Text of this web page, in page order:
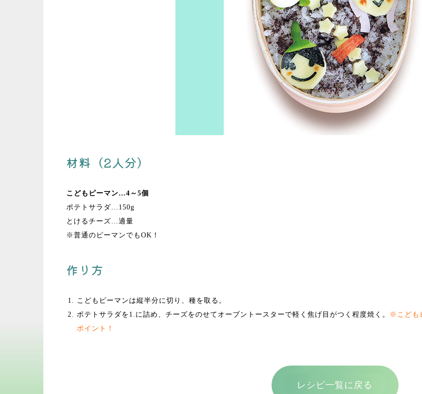
材料（2人分）
こどもピーマン…4～5個
ポテトサラダ…150g
とけるチーズ…適量
※普通のピーマンでもOK！
作り方
こどもピーマンは縦半分に切り、種を取る。
ポテトサラダを1.に詰め、チーズをのせてオーブントースターで軽く焦げ目がつく程度焼く。
※こども
ポイント！
レシピ一覧に戻る